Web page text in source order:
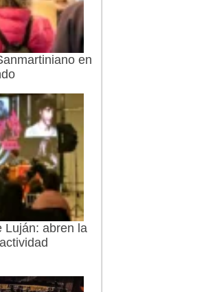
en
Luján: abren la